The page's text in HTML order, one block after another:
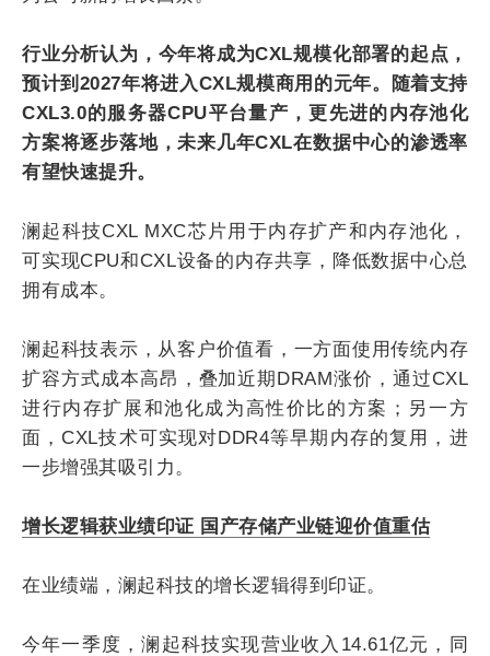
行业分析认为，今年将成为CXL规模化部署的起点，
预计到2027年将进入CXL规模商用的元年。随着支持
CXL3.0的服务器CPU平台量产，更先进的内存池化
方案将逐步落地，未来几年CXL在数据中心的渗透率
有望快速提升。
澜起科技CXL MXC芯片用于内存扩产和内存池化，
可实现CPU和CXL设备的内存共享，降低数据中心总
拥有成本。
澜起科技表示，从客户价值看，一方面使用传统内存
扩容方式成本高昂，叠加近期DRAM涨价，通过CXL
进行内存扩展和池化成为高性价比的方案；另一方
面，CXL技术可实现对DDR4等早期内存的复用，进
一步增强其吸引力。
增长逻辑获业绩印证 国产存储产业链迎价值重估
在业绩端，澜起科技的增长逻辑得到印证。
今年一季度，澜起科技实现营业收入14.61亿元，同